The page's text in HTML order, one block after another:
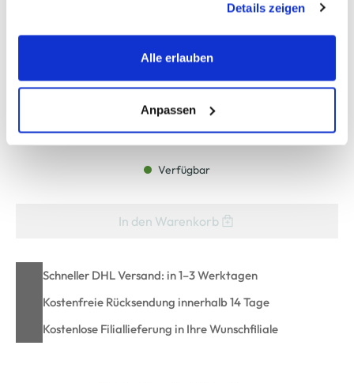
werden, werden bei der Nutzung der Webseite auf jeden
Fall gesetzt. Cookies von Drittanbietern für Analyse- oder
Trackingzwecke werden nur dann aktiviert, wenn Sie das
erlauben" bzw. "Alle erlauben" klicken. Mehr dazu
(einschließlich der Möglichkeit, die Einwilligungserklärung
zu ändern oder zu widerrufen) erfahren Sie in unserem
Cookie-Hinweisbzw. derDatenschutzerklärung.
Details zeigen
Alle erlauben
Anpassen
42/44 46/48 50/52 54
Verfügbar
In den Warenkorb
Schneller DHL Versand: in 1–3 Werktagen
Kostenfreie Rücksendung innerhalb 14 Tage
Kostenlose Filiallieferung in Ihre Wunschfiliale